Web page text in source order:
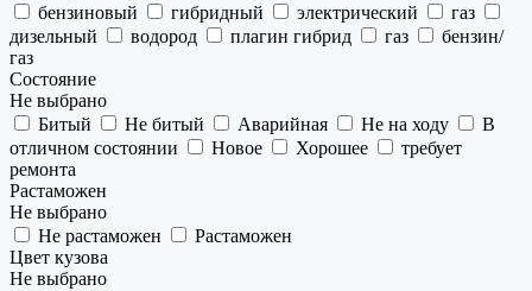
бензиновый
гибридный электрический
газ
дизельный
водород плагин гибрид газ
бензин/
газ
Состояние
Не выбрано
Битый
Не битый Аварийная Не на ходу
В
отличном состоянии
Новое Хорошее
требует
ремонта
Растаможен
Не выбрано
Не растаможен
Растаможен
Цвет кузова
Не выбрано